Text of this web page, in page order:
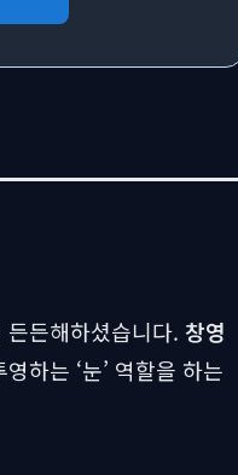
든해하셨습니다. 창영
하는 ‘눈’ 역할을 하는